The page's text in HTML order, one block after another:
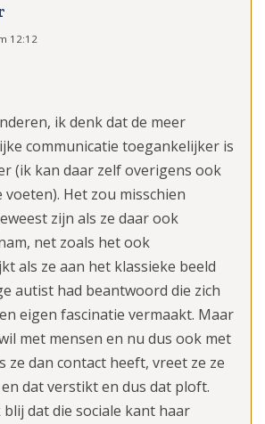
12:12
ik denk dat de meer
communicatie toegankelijker is
(ik kan daar zelf overigens ook
Het zou misschien
zijn als ze daar ook
net zoals het ook
als ze aan het klassieke beeld
autist had beantwoord die zich
eigen fascinatie vermaakt. Maar
met mensen en nu dus ook met
ze dan contact heeft, vreet ze ze
dat verstikt en dus dat ploft.
dat die sociale kant haar